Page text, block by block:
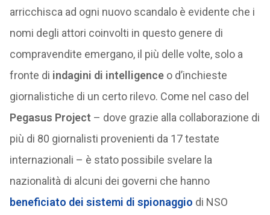
arricchisca ad ogni nuovo scandalo è evidente che i
nomi degli attori coinvolti in questo genere di
compravendite emergano, il più delle volte, solo a
fronte di indagini di intelligenceo d’inchieste
giornalistiche di un certo rilevo. Come nel caso del
Pegasus Project – dove grazie alla collaborazione di
più di 80 giornalisti provenienti da 17 testate
internazionali – è stato possibile svelare la
nazionalità di alcuni dei governi che hanno
beneficiato dei sistemi di spionaggio di NSO